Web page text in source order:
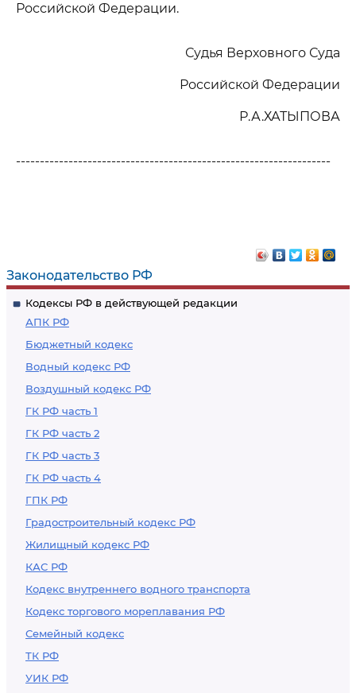
Законодательство РФ
Кодексы РФ в действующей редакции
АПК РФ
Бюджетный кодекс
Водный кодекс РФ
Воздушный кодекс РФ
ГК РФ часть 1
ГК РФ часть 2
ГК РФ часть 3
ГК РФ часть 4
ГПК РФ
Градостроительный кодекс РФ
Жилищный кодекс РФ
КАС РФ
Кодекс внутреннего водного транспорта
Кодекс торгового мореплавания РФ
Семейный кодекс
ТК РФ
УИК РФ
Российской Федерации.
Судья Верховного Суда
Российской Федерации
Р.А.ХАТЫПОВА
------------------------------------------------------------------